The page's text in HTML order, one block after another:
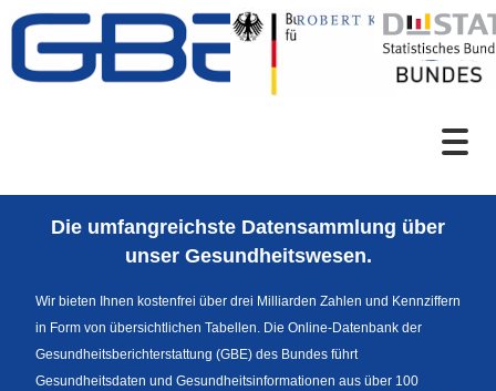
Zum Inhalt
Sprachumschaltung
Die umfangreichste Datensammlung über
unser Gesundheitswesen.
Wir bieten Ihnen kostenfrei über drei Milliarden Zahlen und Kennziffern
in Form von übersichtlichen Tabellen. Die Online-Datenbank der
Gesundheitsberichterstattung (GBE) des Bundes führt
Gesundheitsdaten und Gesundheitsinformationen aus über 100